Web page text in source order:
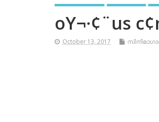
oY¬·¢¨us
October 13, 2017